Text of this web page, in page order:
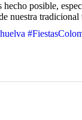
posible,
nuestra tradicional